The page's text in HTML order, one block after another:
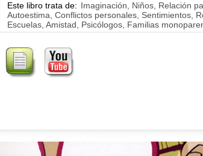
Este libro trata de: Imaginación, Niños, Relación
Autoestima, Conflictos personales, Sentimientos,
Escuelas, Amistad, Psicólogos, Familias